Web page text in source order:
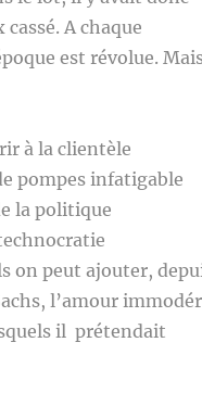
A chaque
est révolue.
à la clientèle
pompes infatigable
la politique
on peut ajouter,
l’amour
il prétendait